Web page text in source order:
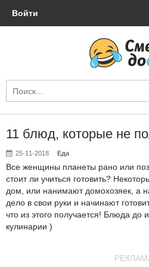
Войти
11 блюд, которые не
25-11-2018 Еда
Все женщины планеты рано или
стоит ли учиться готовить?
дом, или нанимают домохозяек, а
дело в свои руки и начинают
что из этого получается! Блюда
кулинарии )